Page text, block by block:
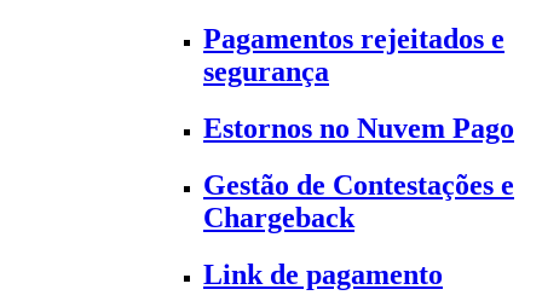
Pagamentos rejeitados e
segurança
Estornos no Nuvem Pago
Gestão de Contestações e
Chargeback
Link de pagamento